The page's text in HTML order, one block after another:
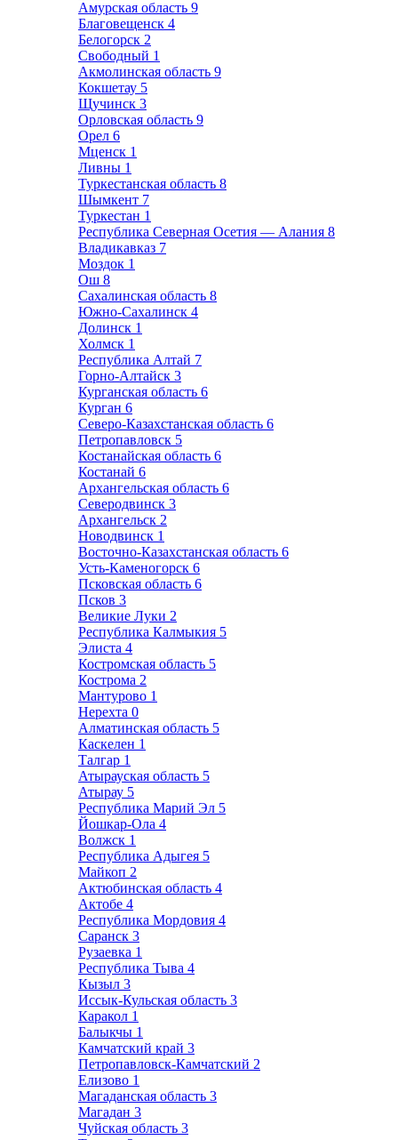
Амурская область 9
Благовещенск 4
Белогорск 2
Свободный 1
Акмолинская область 9
Кокшетау 5
Щучинск 3
Орловская область 9
Орел 6
Мценск 1
Ливны 1
Туркестанская область 8
Шымкент 7
Туркестан 1
Республика Северная Осетия — Алания 8
Владикавказ 7
Моздок 1
Ош 8
Сахалинская область 8
Южно-Сахалинск 4
Долинск 1
Холмск 1
Республика Алтай 7
Горно-Алтайск 3
Курганская область 6
Курган 6
Северо-Казахстанская область 6
Петропавловск 5
Костанайская область 6
Костанай 6
Архангельская область 6
Северодвинск 3
Архангельск 2
Новодвинск 1
Восточно-Казахстанская область 6
Усть-Каменогорск 6
Псковская область 6
Псков 3
Великие Луки 2
Республика Калмыкия 5
Элиста 4
Костромская область 5
Кострома 2
Мантурово 1
Нерехта 0
Алматинская область 5
Каскелен 1
Талгар 1
Атырауская область 5
Атырау 5
Республика Марий Эл 5
Йошкар-Ола 4
Волжск 1
Республика Адыгея 5
Майкоп 2
Актюбинская область 4
Актобе 4
Республика Мордовия 4
Саранск 3
Рузаевка 1
Республика Тыва 4
Кызыл 3
Иссык-Кульская область 3
Каракол 1
Балыкчы 1
Камчатский край 3
Петропавловск-Камчатский 2
Елизово 1
Магаданская область 3
Магадан 3
Чуйская область 3